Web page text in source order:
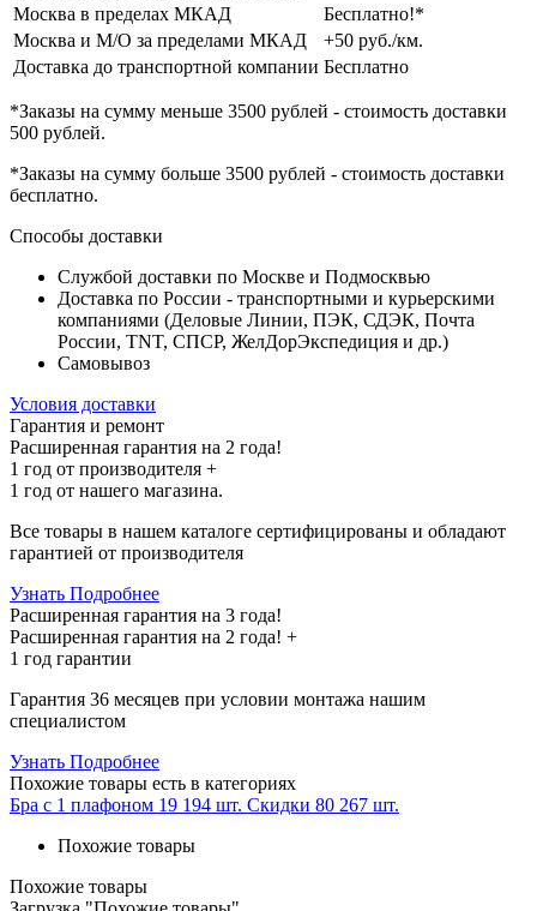
Москва в пределах МКАД
Бесплатно!*
Москва и М/О за пределами МКАД
+50 руб./км.
Доставка до транспортной компании Бесплатно
*Заказы на сумму меньше 3500 рублей - стоимость доставки
500 рублей.
*Заказы на сумму больше 3500 рублей - стоимость доставки
бесплатно.
Способы доставки
Службой доставки по Москве и Подмосквью
Доставка по России - транспортными и курьерскими
компаниями (Деловые Линии, ПЭК, СДЭК, Почта
России, TNT, СПСР, ЖелДорЭкспедиция и др.)
Самовывоз
Условия доставки
Гарантия и ремонт
Расширенная гарантия на 2 года!
1 год от производителя +
1 год от нашего магазина.
Все товары в нашем каталоге сертифицированы и обладают
гарантией от производителя
Узнать Подробнее
Расширенная гарантия на 3 года!
Расширенная гарантия на 2 года! +
1 год гарантии
Гарантия 36 месяцев при условии монтажа нашим
специалистом
Узнать Подробнее
Похожие товары есть в категориях
Бра с 1 плафоном 19 194 шт. Скидки 80 267 шт.
Похожие товары
Похожие товары